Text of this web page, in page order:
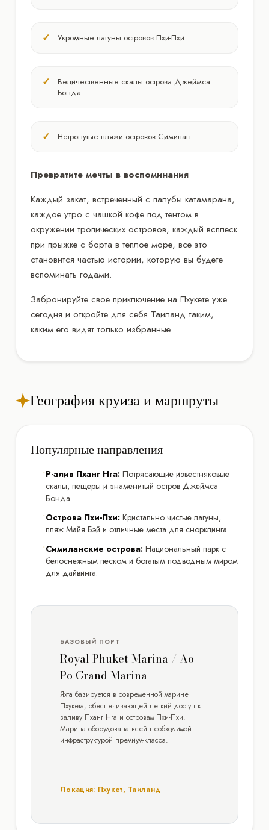
Укромные лагуны островов Пхи-Пхи
Величественные скалы острова Джеймса
Бонда
Нетронутые пляжи островов Симилан
Превратите мечты в воспоминания
Каждый закат, встреченный с палубы катамарана,
каждое утро с чашкой кофе под тентом в
окружении тропических островов, каждый всплеск
при прыжке с борта в теплое море, все это
становится частью истории, которую вы будете
вспоминать годами.
Забронируйте свое приключение на Пхукете уже
сегодня и откройте для себя Таиланд таким,
каким его видят только избранные.
География круиза и маршруты
Популярные направления
•Р-алив Пханг Нга: Потрясающие известняковые
скалы, пещеры и знаменитый остров Джеймса
Бонда.
•Острова Пхи-Пхи: Кристально чистые лагуны,
пляж Майя Бэй и отличные места для снорклинга.
•Симиланские острова: Национальный парк с
белоснежным песком и богатым подводным миром
для дайвинга.
БАЗОВЫЙ ПОРТ
Royal Phuket Marina / Ao
Po Grand Marina
Яхта базируется в современной марине
Пхукета, обеспечивающей легкий доступ к
заливу Пханг Нга и островам Пхи-Пхи.
Марина оборудована всей необходимой
инфраструктурой премиум-класса.
Локация: Пхукет, Таиланд